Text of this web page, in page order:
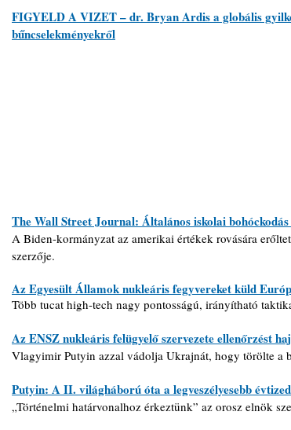
FIGYELD A VIZET – dr. Bryan Ardis a globális
bűncselekményekről
The Wall Street Journal: Általános iskolai
A Biden-kormányzat az amerikai értékek rovására
szerzője.
Az Egyesült Államok nukleáris fegyvereket küld
Több tucat high-tech nagy pontosságú, irányítható
Az ENSZ nukleáris felügyelő szervezete ellenőrzést
Vlagyimir Putyin azzal vádolja Ukrajnát, hogy törölte a
Putyin: A II. világháború óta a legveszélyesebb
„Történelmi határvonalhoz érkeztünk” az orosz elnök